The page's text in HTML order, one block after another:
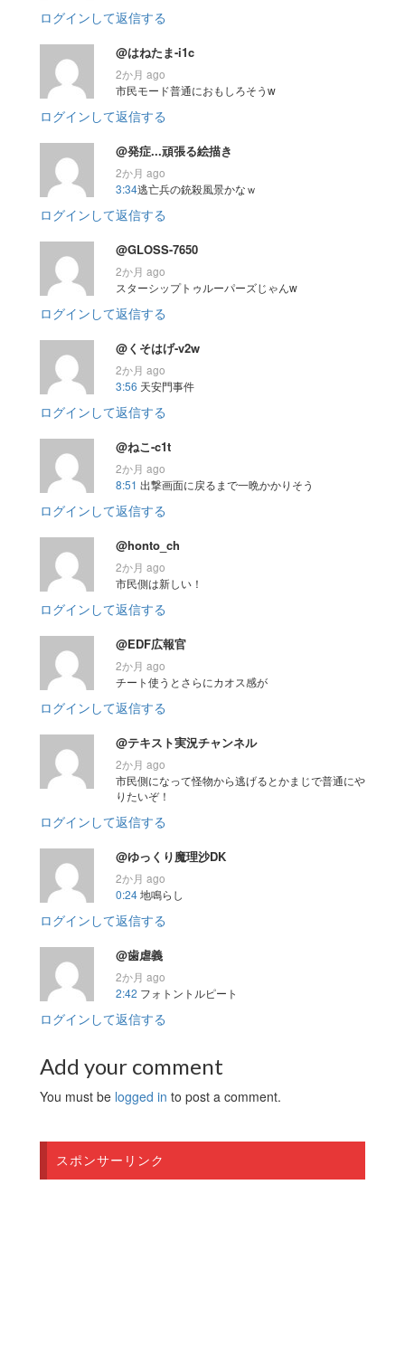
ログインして返信する
@はねたま-i1c
2か月 ago
市民モード普通におもしろそうw
ログインして返信する
@発症...頑張る絵描き
2か月 ago
3:34逃亡兵の銃殺風景かなｗ
ログインして返信する
@GLOSS-7650
2か月 ago
スターシップトゥルーパーズじゃんw
ログインして返信する
@くそはげ-v2w
2か月 ago
3:56 天安門事件
ログインして返信する
@ねこ-c1t
2か月 ago
8:51 出撃画面に戻るまで一晩かかりそう
ログインして返信する
@honto_ch
2か月 ago
市民側は新しい！
ログインして返信する
@EDF広報官
2か月 ago
チート使うとさらにカオス感が
ログインして返信する
@テキスト実況チャンネル
2か月 ago
市民側になって怪物から逃げるとかまじで普通にや
りたいぞ！
ログインして返信する
@ゆっくり魔理沙DK
2か月 ago
0:24地鳴らし
ログインして返信する
@歯虐義
2か月 ago
2:42 フォトントルピート
ログインして返信する
Add your comment
You must be logged in to post a comment.
スポンサーリンク